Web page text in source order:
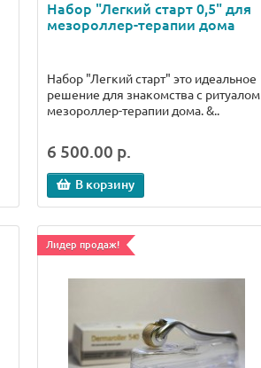
Набор "Легкий старт 0,5" для
мезороллер-терапии дома
Набор "Легкий старт" это идеальное
решение для знакомства с ритуалом
мезороллер-терапии дома. &..
6 500.00 р.
В корзину
Лидер продаж!